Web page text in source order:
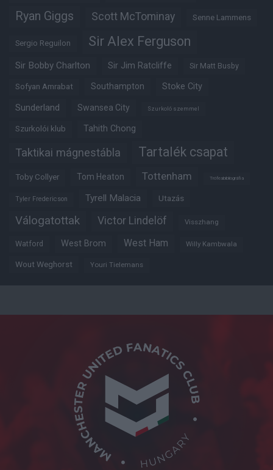
Ryan Giggs Scott McTominay Senne Lammens
Sergio Reguilon Sir Alex Ferguson
Sir Bobby Charlton Sir Jim Ratcliffe Sir Matt Busby
Sofyan Amrabat Southampton Stoke City
Sunderland Swansea City Szurkoló szemmel
Szurkolói klub Tahith Chong
Taktikai mágnestábla Tartalék csapat
Toby Collyer Tom Heaton Tottenham Trófeabibliográfia
Tyler Fredericson Tyrell Malacia Utazás
Válogatottak Victor Lindelöf Visszhang
Watford West Brom West Ham Willy Kambwala
Wout Weghorst Youri Tielemans